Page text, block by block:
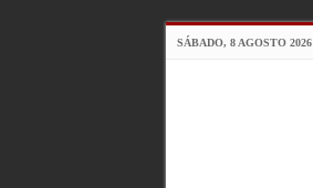
SÁBADO, 8 AGOSTO 2026